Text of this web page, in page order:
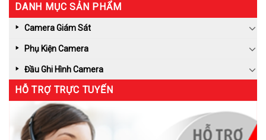
DANH MỤC SẢN PHẨM
Camera Giám Sát
Phụ Kiện Camera
Đầu Ghi Hình Camera
HỖ TRỢ TRỰC TUYẾN